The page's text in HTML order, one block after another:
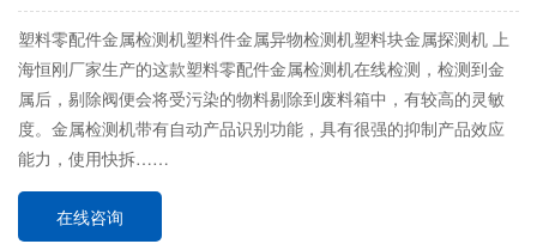
塑料零配件金属检测机塑料件金属异物检测机塑料块金属探测机 上
海恒刚厂家生产的这款塑料零配件金属检测机在线检测，检测到金
属后，剔除阀便会将受污染的物料剔除到废料箱中，有较高的灵敏
度。金属检测机带有自动产品识别功能，具有很强的抑制产品效应
能力，使用快拆……
在线咨询